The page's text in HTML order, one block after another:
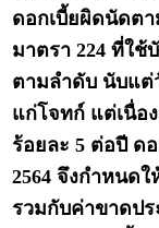
ดอกเบี้ยผิดนัดต
มาตรา 224 ที่ใ
ตามลำดับ นับแต่
แก่โจทก์ แต่เนื่อ
ร้อยละ 5 ต่อปี ด
2564 จึงกำหนด
รวมกับค่าขาดปร